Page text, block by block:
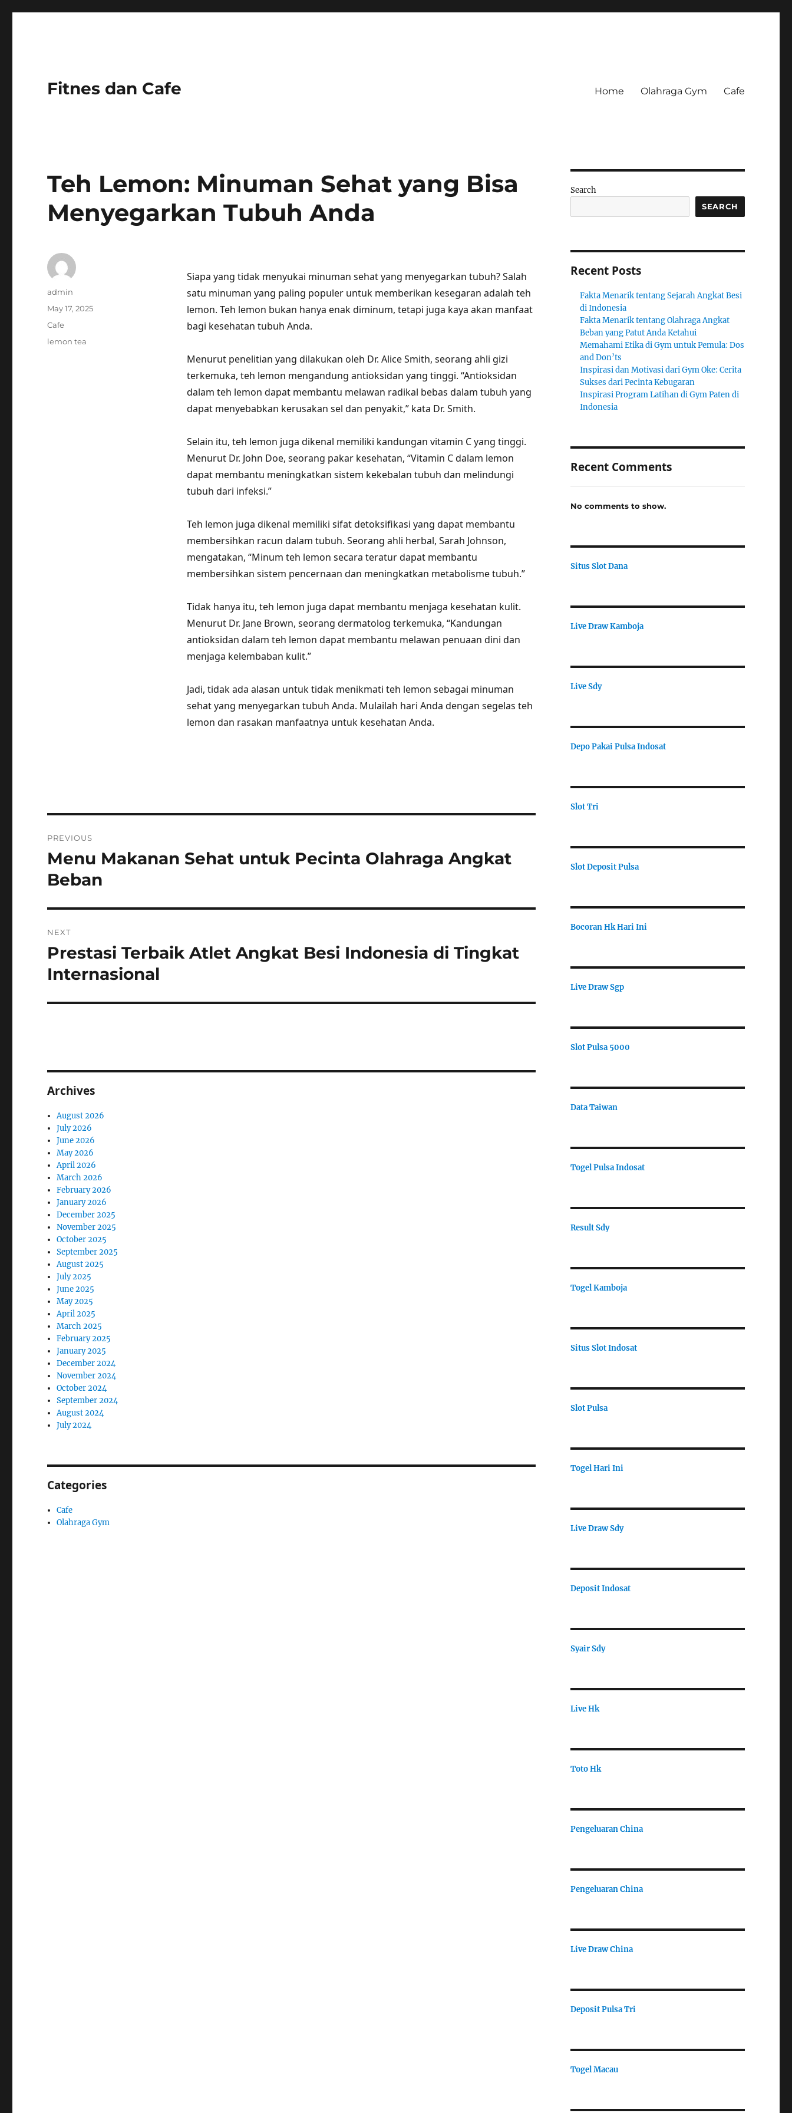
Fitnes dan Cafe Home Olahraga Gym Cafe
Teh Lemon: Minuman Sehat yang Bisa
Menyegarkan Tubuh Anda
Siapa yang tidak menyukai minuman sehat yang menyegarkan tubuh? Salah
satu minuman yang paling populer untuk memberikan kesegaran adalah teh
lemon. Teh lemon bukan hanya enak diminum, tetapi juga kaya akan manfaat
bagi kesehatan tubuh Anda.
Menurut penelitian yang dilakukan oleh Dr. Alice Smith, seorang ahli gizi
terkemuka, teh lemon mengandung antioksidan yang tinggi. “Antioksidan
dalam teh lemon dapat membantu melawan radikal bebas dalam tubuh yang
dapat menyebabkan kerusakan sel dan penyakit,” kata Dr. Smith.
Selain itu, teh lemon juga dikenal memiliki kandungan vitamin C yang tinggi.
Menurut Dr. John Doe, seorang pakar kesehatan, “Vitamin C dalam lemon
dapat membantu meningkatkan sistem kekebalan tubuh dan melindungi
tubuh dari infeksi.”
Teh lemon juga dikenal memiliki sifat detoksifikasi yang dapat membantu
membersihkan racun dalam tubuh. Seorang ahli herbal, Sarah Johnson,
mengatakan, “Minum teh lemon secara teratur dapat membantu
membersihkan sistem pencernaan dan meningkatkan metabolisme tubuh.”
Tidak hanya itu, teh lemon juga dapat membantu menjaga kesehatan kulit.
Menurut Dr. Jane Brown, seorang dermatolog terkemuka, “Kandungan
antioksidan dalam teh lemon dapat membantu melawan penuaan dini dan
menjaga kelembaban kulit.”
Jadi, tidak ada alasan untuk tidak menikmati teh lemon sebagai minuman
sehat yang menyegarkan tubuh Anda. Mulailah hari Anda dengan segelas teh
lemon dan rasakan manfaatnya untuk kesehatan Anda.
Author
admin
Posted
May 17, 2025
Categories
Cafe
Tags
lemon tea
navigation
PREVIOUS
Previous
post:
Menu Makanan Sehat untuk Pecinta Olahraga Angkat
Beban
NEXT
Next
post:
Prestasi Terbaik Atlet Angkat Besi Indonesia di Tingkat
Internasional
Archives
August 2026
July 2026
June 2026
May 2026
April 2026
March 2026
February 2026
January 2026
December 2025
November 2025
October 2025
September 2025
August 2025
July 2025
June 2025
May 2025
April 2025
March 2025
February 2025
January 2025
December 2024
November 2024
October 2024
September 2024
August 2024
July 2024
Categories
Cafe
Olahraga Gym
Search
SEARCH
Recent Posts
Fakta Menarik tentang Sejarah Angkat Besi
di Indonesia
Fakta Menarik tentang Olahraga Angkat
Beban yang Patut Anda Ketahui
Memahami Etika di Gym untuk Pemula: Dos
and Don’ts
Inspirasi dan Motivasi dari Gym Oke: Cerita
Sukses dari Pecinta Kebugaran
Inspirasi Program Latihan di Gym Paten di
Indonesia
Recent Comments
No comments to show.
Situs Slot Dana
Live Draw Kamboja
Live Sdy
Depo Pakai Pulsa Indosat
Slot Tri
Slot Deposit Pulsa
Bocoran Hk Hari Ini
Live Draw Sgp
Slot Pulsa 5000
Data Taiwan
Togel Pulsa Indosat
Result Sdy
Togel Kamboja
Situs Slot Indosat
Slot Pulsa
Togel Hari Ini
Live Draw Sdy
Deposit Indosat
Syair Sdy
Live Hk
Toto Hk
Pengeluaran China
Pengeluaran China
Live Draw China
Deposit Pulsa Tri
Togel Macau